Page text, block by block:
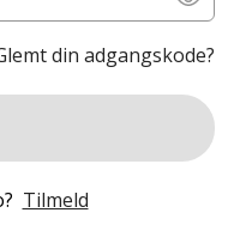
din adgangskode?
Tilmeld